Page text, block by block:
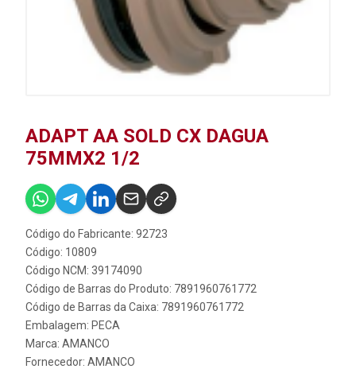
ADAPT AA SOLD CX DAGUA
75MMX2 1/2
Código do Fabricante: 92723
Código: 10809
Código NCM: 39174090
Código de Barras do Produto: 7891960761772
Código de Barras da Caixa: 7891960761772
Embalagem: PECA
Marca: AMANCO
Fornecedor: AMANCO